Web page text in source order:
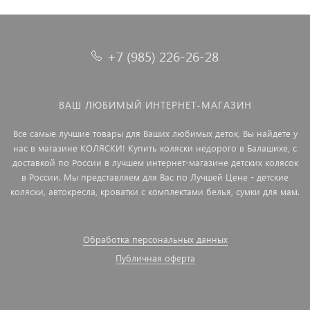
+7 (985) 226-26-28
ВАШ ЛЮБИМЫЙ ИНТЕРНЕТ-МАГАЗИН
Все самые лучшие товары для Ваших любимых деток, Вы найдете у
нас в магазине КОЛЯСКИ! Купить коляски недорого в Балашихе, с
доставкой по России в лучшем интернет-магазине детских колясок
в России. Мы представляем для Вас по Лучшей Цене - детские
коляски, автокресла, кроватки с комплектами белья, сумки для мам.
Обработка персональных данных
Публичная оферта